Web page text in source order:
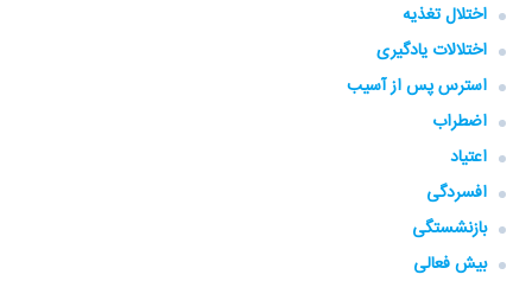
اختلال تغذیه
اختلالات یادگیری
استرس پس از آسیب
اضطراب
اعتیاد
افسردگی
بازنشستگی
بیش فعالی